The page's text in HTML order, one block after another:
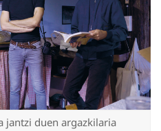
jantzi duen argazkilaria